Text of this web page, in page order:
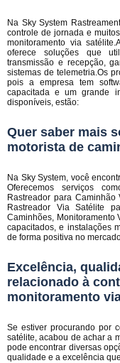
Na Sky System
controle de jornada e
monitoramento via
oferece soluções que
transmissão e recepção,
sistemas de telemetria.Os
pois a empresa tem
capacitada e um grande
disponíveis, estão:
Quer saber mais
motorista de
Na Sky System, você
Oferecemos serviços
Rastreador para
Rastreador Via Satélite
Caminhões, Monitoramento
capacitados, e instalações
de forma positiva no
Excelência,
relacionado à
monitoramento
Se estiver procurando por
satélite, acabou de achar a
pode encontrar diversas
qualidade e a excelência